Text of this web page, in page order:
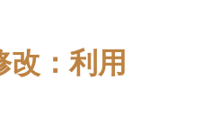
改：利用